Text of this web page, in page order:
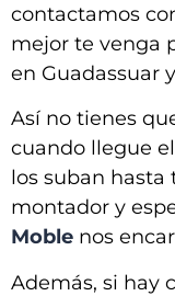
contactamos
mejor te venga
en Guadassuar
Así no tienes
cuando llegue
los suban hasta
montador y
Moble nos
Además, si hay